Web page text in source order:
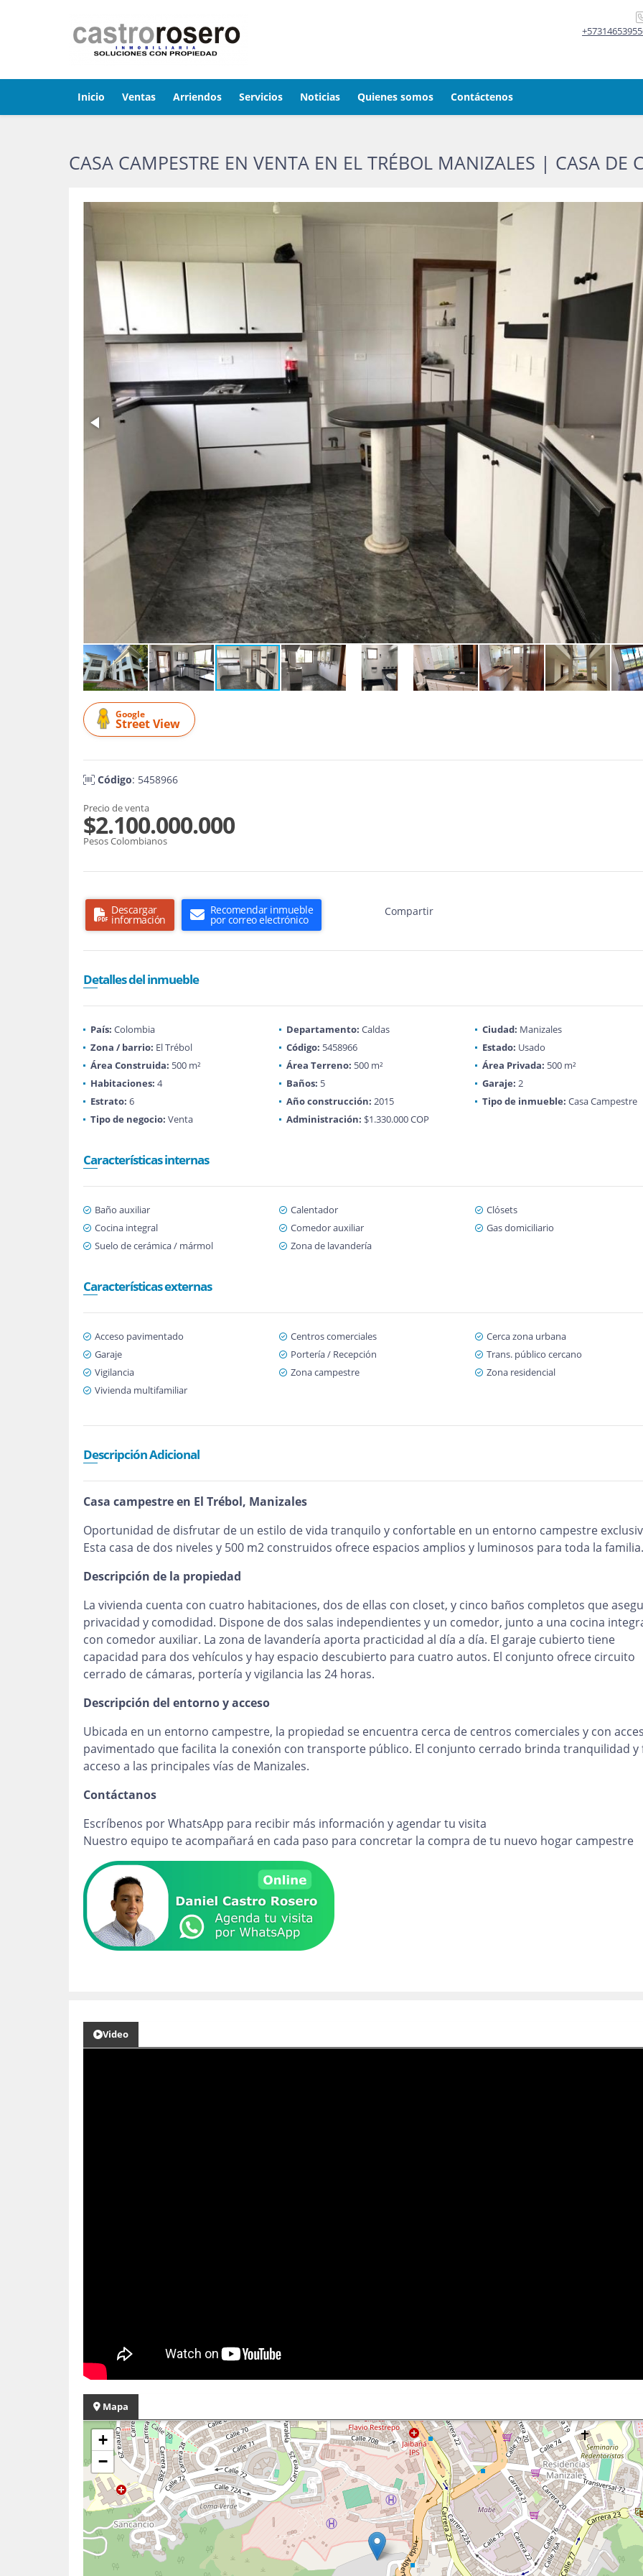
Inicio Ventas Arriendos Servicios Noticias Quienes somos Contáctenos
CASA CAMPESTRE EN VENTA EN EL TRÉBOL MANIZALES | CASA DE
Google
Street View
Código: 5458966
Precio de venta
$2.100.000.000
Pesos Colombianos
Descargar
información
Recomendar inmueble
por correo electrónico
Compartir
Detalles del inmueble
País: Colombia Departamento: Caldas Ciudad: Manizales
Zona / barrio: El Trébol Código: 5458966 Estado: Usado
Área Construida: 500 m² Área Terreno: 500 m² Área Privada: 500 m²
Habitaciones: 4 Baños: 5 Garaje: 2
Estrato: 6 Año construcción: 2015 Tipo de inmueble: Casa Campestre
Tipo de negocio: Venta Administración: $1.330.000 COP
Características internas
Baño auxiliar Calentador
Clósets
Cocina integral
Comedor auxiliar
Gas domiciliario
Suelo de cerámica / mármol
Zona de lavandería
Características externas
Acceso pavimentado Centros comerciales
Cerca zona urbana
Garaje
Portería / Recepción
Trans. público cercano
Vigilancia
Zona campestre
Zona residencial
Vivienda multifamiliar
Descripción Adicional
Casa campestre en El Trébol, Manizales
Oportunidad de disfrutar de un estilo de vida tranquilo y confortable en un entorno campestre
Esta casa de dos niveles y 500 m2 construidos ofrece espacios amplios y luminosos para toda la familia.
Descripción de la propiedad
La vivienda cuenta con cuatro habitaciones, dos de ellas con closet, y cinco baños completos que
privacidad y comodidad. Dispone de dos salas independientes y un comedor, junto a una cocina
con comedor auxiliar. La zona de lavandería aporta practicidad al día a día. El garaje cubierto tiene
capacidad para dos vehículos y hay espacio descubierto para cuatro autos. El conjunto ofrece circuito
cerrado de cámaras, portería y vigilancia las 24 horas.
Descripción del entorno y acceso
Ubicada en un entorno campestre, la propiedad se encuentra cerca de centros comerciales y con
pavimentado que facilita la conexión con transporte público. El conjunto cerrado brinda tranquilidad y
acceso a las principales vías de Manizales.
Contáctanos
Escríbenos por WhatsApp para recibir más información y agendar tu visita
Nuestro equipo te acompañará en cada paso para concretar la compra de tu nuevo hogar campestre
Video
Mapa
+
−